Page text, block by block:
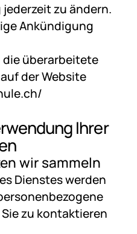
zu ändern.
Ankündigung
die überarbeitete
der Website
Ihrer
wir sammeln
Dienstes werden
zu kontaktieren